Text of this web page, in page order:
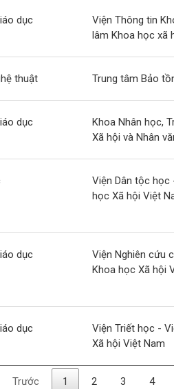
dục
Viện Thông tin
lâm Khoa học xã
thuật Trung tâm Bảo
dục
Khoa Nhân học,
Xã hội và Nhân
Viện Dân tộc học
học Xã hội Việt
dục
Viện Nghiên cứu
Khoa học Xã hội
dục
Viện Triết học -
Xã hội Việt Nam
Trước 1 2 3 4